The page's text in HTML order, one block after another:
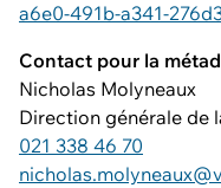
a6e0-491b-a341-
Contact pour la
Nicholas Molyneaux
Direction générale de
021 338 46 70